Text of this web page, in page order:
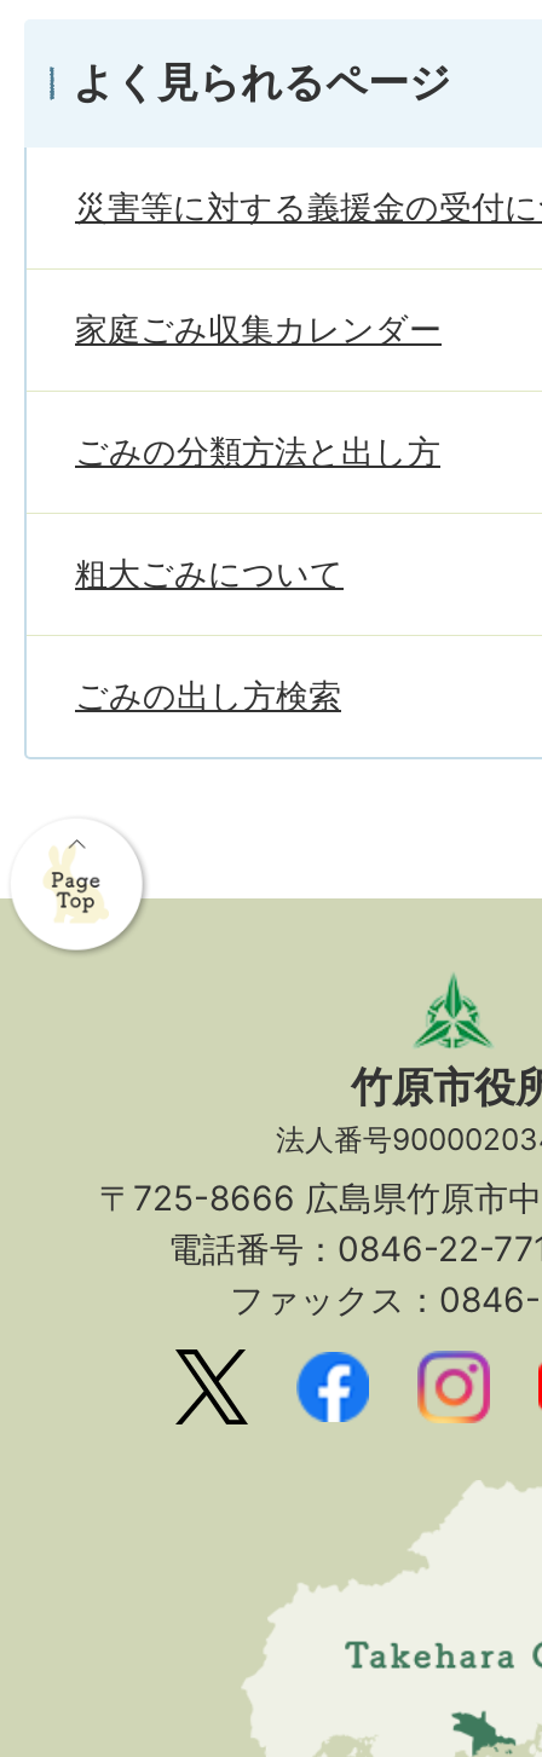
よく見られるページ
災害等に対する義援金の受付
家庭ごみ収集カレンダー
ごみの分類方法と出し方
粗大ごみについて
ごみの出し方検索
竹原市役
法人番号
〒725-8666 広島県竹原市
電話番号：0846-22-
ファックス：